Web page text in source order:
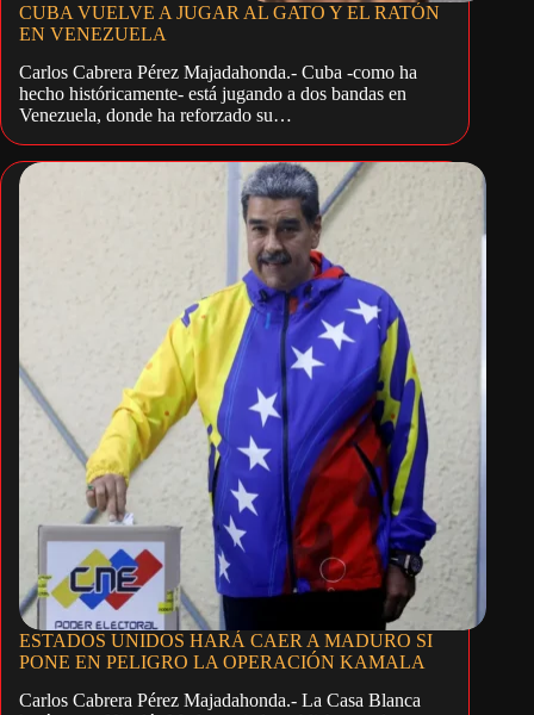
CUBA VUELVE A JUGAR AL GATO Y EL RATÓN
EN VENEZUELA
Carlos Cabrera Pérez Majadahonda.- Cuba -como ha
hecho históricamente- está jugando a dos bandas en
Venezuela, donde ha reforzado su…
ESTADOS UNIDOS HARÁ CAER A MADURO SI
PONE EN PELIGRO LA OPERACIÓN KAMALA
Carlos Cabrera Pérez Majadahonda.- La Casa Blanca